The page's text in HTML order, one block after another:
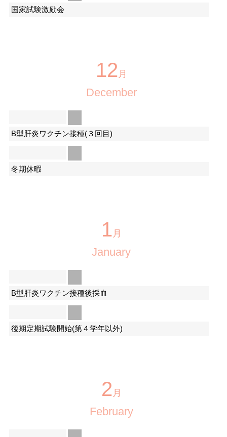
国家試験激励会
12 月
December
B型肝炎ワクチン接種(３回目)
冬期休暇
1 月
January
B型肝炎ワクチン接種後採血
後期定期試験開始(第４学年以外)
2 月
February